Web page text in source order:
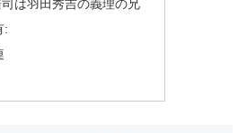
は羽田秀吉の義理の兄
: